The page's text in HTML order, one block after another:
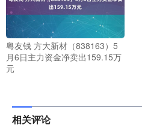
粤友钱 方大新材（838163）5
月6日主力资金净卖出159.15万
元
相关评论